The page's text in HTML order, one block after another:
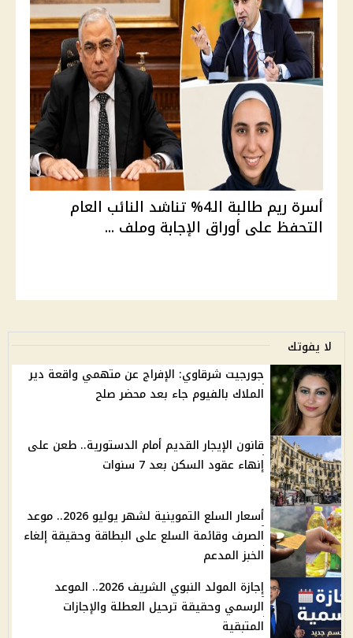
أسرة ريم طالبة الـ4% تناشد النائب العام
التحفظ على أوراق الإجابة وملف ...
لا يفوتك
جورجيت شرقاوي: الإفراج عن متهمي واقعة دير
الملاك بالفيوم جاء بعد محضر صلح
قانون الإيجار القديم أمام الدستورية.. طعن على
إنهاء عقود السكن بعد 7 سنوات
أسعار السلع التموينية لشهر يوليو 2026.. موعد
الصرف وقائمة السلع على البطاقة وحقيقة إلغاء
الخبز المدعم
إجازة المولد النبوي الشريف 2026.. الموعد
الرسمي وحقيقة ترحيل العطلة والإجازات
المتبقية